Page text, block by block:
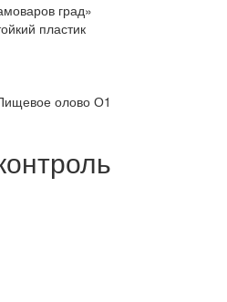
град»
пластик
олово О1